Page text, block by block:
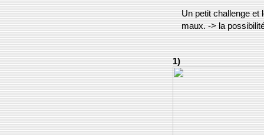
Un petit challenge et
maux. -> la
1)